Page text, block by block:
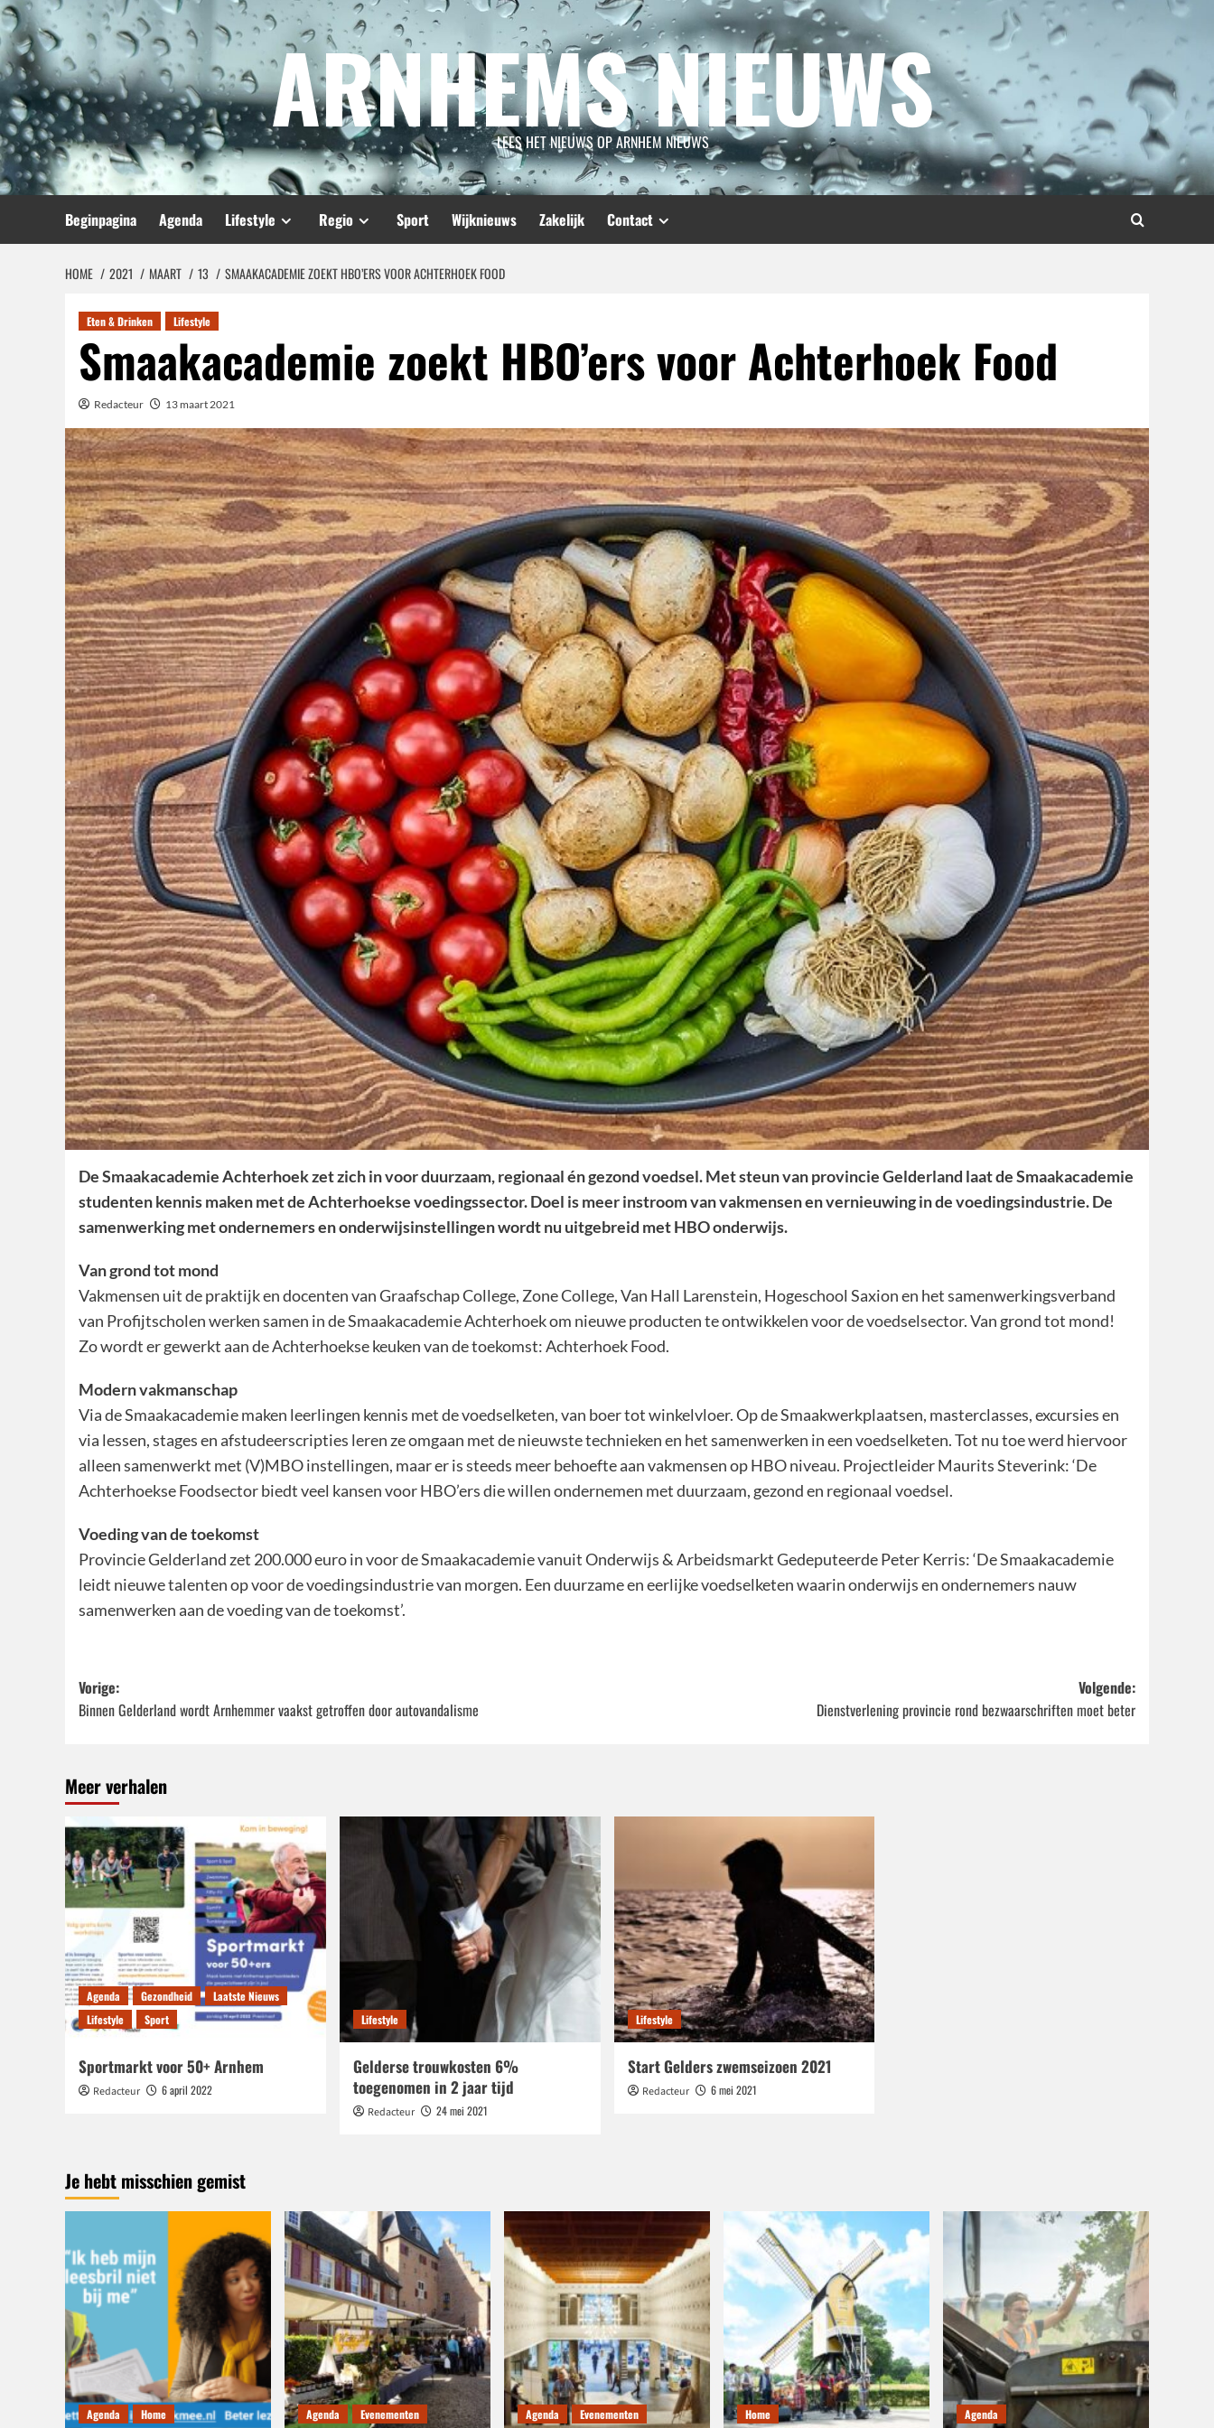
Spring
naar
inhoud
ARNHEMS NIEUWS
LEES HET NIEUWS OP ARNHEM NIEUWS
Beginpagina Agenda Lifestyle Regio Sport Wijknieuws Zakelijk Contact
HOME 2021 MAART 13 SMAAKACADEMIE ZOEKT HBO’ERS VOOR ACHTERHOEK FOOD
Eten & Drinken Lifestyle
Smaakacademie zoekt HBO’ers voor Achterhoek Food
Redacteur 13 maart 2021
De Smaakacademie Achterhoek zet zich in voor duurzaam, regionaal én gezond voedsel. Met steun van provincie Gelderland laat de Smaakacademie
studenten kennis maken met de Achterhoekse voedingssector. Doel is meer instroom van vakmensen en vernieuwing in de voedingsindustrie. De
samenwerking met ondernemers en onderwijsinstellingen wordt nu uitgebreid met HBO onderwijs.
Van grond tot mond
Vakmensen uit de praktijk en docenten van Graafschap College, Zone College, Van Hall Larenstein, Hogeschool Saxion en het samenwerkingsverband
van Profijtscholen werken samen in de Smaakacademie Achterhoek om nieuwe producten te ontwikkelen voor de voedselsector. Van grond tot mond!
Zo wordt er gewerkt aan de Achterhoekse keuken van de toekomst: Achterhoek Food.
Modern vakmanschap
Via de Smaakacademie maken leerlingen kennis met de voedselketen, van boer tot winkelvloer. Op de Smaakwerkplaatsen, masterclasses, excursies en
via lessen, stages en afstudeerscripties leren ze omgaan met de nieuwste technieken en het samenwerken in een voedselketen. Tot nu toe werd hiervoor
alleen samenwerkt met (V)MBO instellingen, maar er is steeds meer behoefte aan vakmensen op HBO niveau. Projectleider Maurits Steverink: ‘De
Achterhoekse Foodsector biedt veel kansen voor HBO’ers die willen ondernemen met duurzaam, gezond en regionaal voedsel.
Voeding van de toekomst
Provincie Gelderland zet 200.000 euro in voor de Smaakacademie vanuit Onderwijs & Arbeidsmarkt Gedeputeerde Peter Kerris: ‘De Smaakacademie
leidt nieuwe talenten op voor de voedingsindustrie van morgen. Een duurzame en eerlijke voedselketen waarin onderwijs en ondernemers nauw
samenwerken aan de voeding van de toekomst’.
Bericht
navigatie
Vorige:
Binnen Gelderland wordt Arnhemmer vaakst getroffen door autovandalisme
Volgende:
Dienstverlening provincie rond bezwaarschriften moet beter
Meer verhalen
Agenda Gezondheid
Laatste Nieuws
Lifestyle
Sport
Sportmarkt voor 50+ Arnhem
Redacteur 6 april 2022
Lifestyle
Gelderse trouwkosten 6%
toegenomen in 2 jaar tijd
Redacteur 24 mei 2021
Lifestyle
Start Gelders zwemseizoen 2021
Redacteur 6 mei 2021
Je hebt misschien gemist
Agenda Home Agenda Evenementen Agenda Evenementen Home Agenda